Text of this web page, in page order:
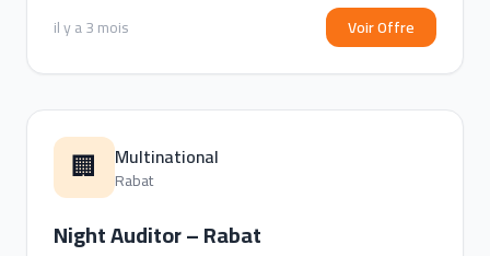
il y a 3 mois Voir Offre
🏢 Multinational
Rabat
Night Auditor – Rabat